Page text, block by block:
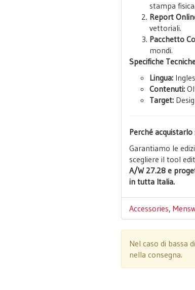
stampa fisica.
Report
vettoriali.
Pacchetto
mondi.
Specifiche
Lingua:
Contenuti:
Target:
Perché
Garantiamo le
scegliere il tool
A/W 27.28 e
in tutta Italia.
Accessories,
Nel caso di bassa
nella consegna.